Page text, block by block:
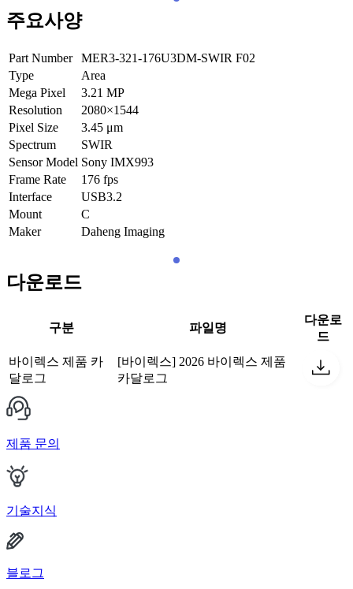
주요사양
Part Number
MER3-321-176U3DM-SWIR F02
Type
Area
Mega Pixel
3.21 MP
Resolution
2080×1544
Pixel Size
3.45 μm
Spectrum
SWIR
Sensor Model Sony IMX993
Frame Rate
176 fps
Interface
USB3.2
Mount
C
Maker
Daheng Imaging
다운로드
구분 파일명
다운로
드
바이렉스 제품 카
달로그
[바이렉스] 2026 바이렉스 제품
카달로그
제품 문의
기술지식
블로그